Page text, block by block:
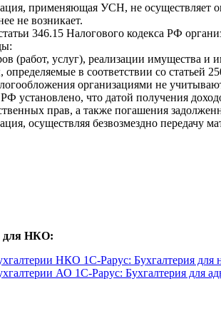
применяющая УСН, не осуществляет
не возникает.
346.15 Налогового кодекса РФ
(работ, услуг), реализации имущества
в соответствии со статьей
организациями не
установлено, что датой получения
прав, а также погашения
осуществляя безвозмездно передачу
для НКО:
НКО 1С-Рарус: Бухгалтерия для
АО 1С-Рарус: Бухгалтерия для